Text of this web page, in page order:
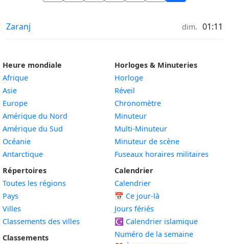
Horaires de prière in
Zaranj dim. 01:11
Heure mondiale
Afrique
Asie
Europe
Amérique du Nord
Amérique du Sud
Océanie
Antarctique
Répertoires
Toutes les régions
Pays
Villes
Classements des villes
Classements
Horloges & Minuteries
Horloge
Réveil
Chronomètre
Minuteur
Multi-Minuteur
Minuteur de scène
Fuseaux horaires militaires
Calendrier
Calendrier
📅 Ce jour-là
Jours fériés
☪️ Calendrier islamique
Numéro de la semaine